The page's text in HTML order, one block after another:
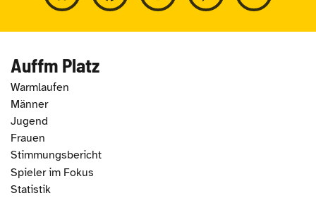
Auffm Platz
Warmlaufen
Männer
Jugend
Frauen
Stimmungsbericht
Spieler im Fokus
Statistik